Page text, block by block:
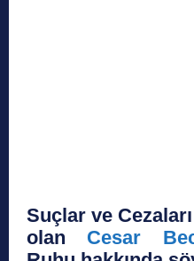
Suçlar ve
olan Cesar